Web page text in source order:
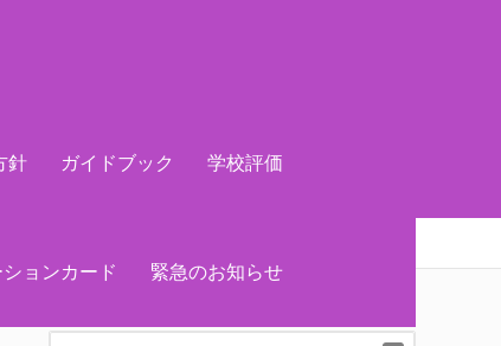
針 ガイドブック 学校評価
ョンカード 緊急のお知らせ